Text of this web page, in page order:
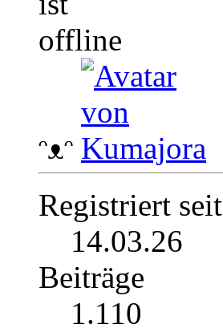
ᵔᴥᵔ
Registriert seit
14.03.26
Beiträge
1.110